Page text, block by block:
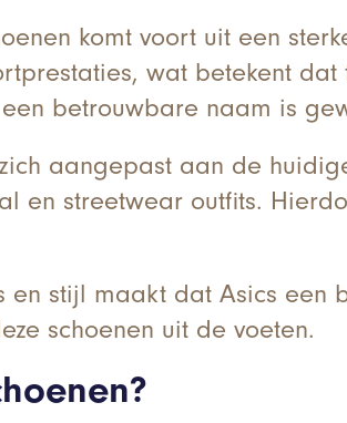
komt voort uit een
wat betekent
betrouwbare naam is
aangepast aan de
en streetwear outfits.
en stijl maakt dat Asics
schoenen uit de voeten.